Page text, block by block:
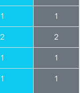
1 1
2 2
1 1
1 1